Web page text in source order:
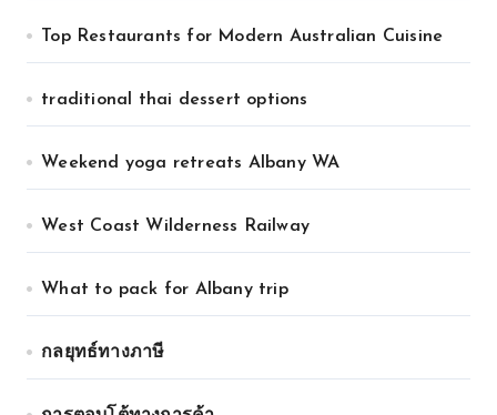
Top Restaurants for Modern Australian Cuisine
traditional thai dessert options
Weekend yoga retreats Albany WA
West Coast Wilderness Railway
What to pack for Albany trip
กลยุทธ์ทางภาษี